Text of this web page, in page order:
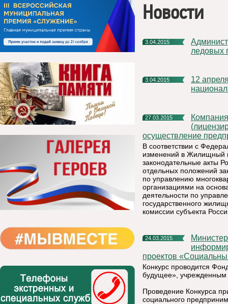
Новости
3.04.2015
Администрация МР «Княжпогостский» сообщает о закрытии
ледовых
3.04.2015
12 апреля в Районном доме культуры состоится День
27.03.2015
Компания ООО «Город» обратилась в Комитет ЖКХ РК
осуществление
В соответствии с
изменений в Жилищный
законодательные акты
отдельных положений
по управлению
организациями на
деятельности по
государственного
комиссии субъекта
24.03.2015
Министерство экономического развития Республики Коми
проектов
Конкурс проводится
будущее»,
Проведение Конкурса
социального